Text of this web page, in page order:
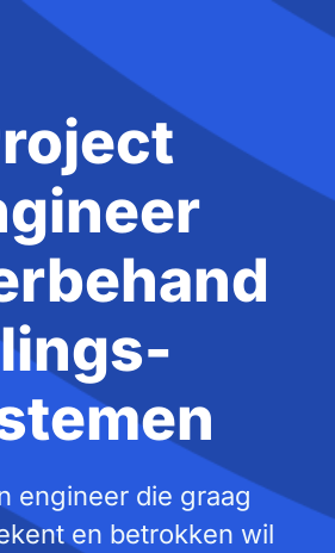
engineer die graag
en betrokken wil